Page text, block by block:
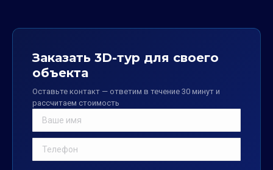
Заказать 3D-тур для своего
объекта
Оставьте контакт — ответим в течение 30 минут и
рассчитаем стоимость